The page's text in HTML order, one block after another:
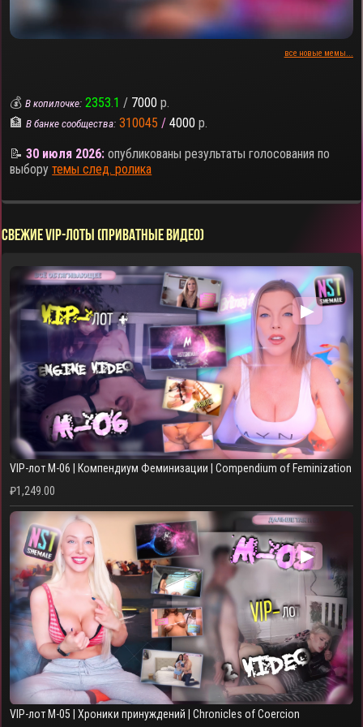
все новые мемы...
💰В копилочке: 2353.1 / 7000 р.
🏦В банке сообщества: 310045 / 4000 р.
📝30 июля 2026: опубликованы результаты голосования по
выборутемы след. ролика
СВЕЖИЕ VIP-ЛОТЫ (ПРИВАТНЫЕ ВИДЕО)
▶
VIP-лот M-06 | Компендиум Феминизации | Compendium of Feminization
₽1,249.00
▶
VIP-лот M-05 | Хроники принуждений | Chronicles of Coercion